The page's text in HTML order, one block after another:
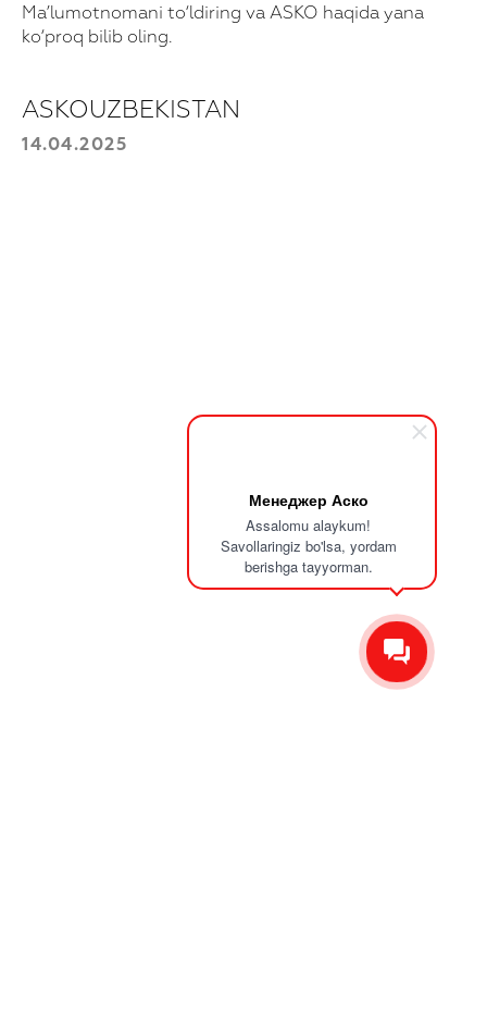
Менеджер Аско
Assalomu alaykum!
Savollaringiz bo'lsa, yordam
berishga tayyorman.
Ma’lumotnomani to‘ldiring va ASKO haqida yana
ko‘proq bilib oling.
ASKOUZBEKISTAN
14.04.2025
Xarid qilish uchun!
Mahsulotni tanlang